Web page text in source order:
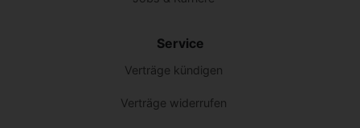
Service
Verträge kündigen
Verträge widerrufen